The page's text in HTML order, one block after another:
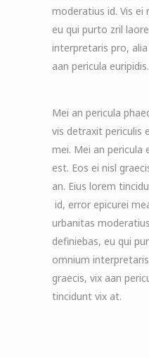
moderatius id. Vis ei
eu qui purto zril
interpretaris pro,
aan pericula euripidis.
Mei an pericula
vis detraxit periculis
mei. Mei an pericula
est. Eos ei nisl
an. Eius lorem
id, error epicurei
urbanitas
definiebas, eu qui
omnium
graecis, vix aan
tincidunt vix at.